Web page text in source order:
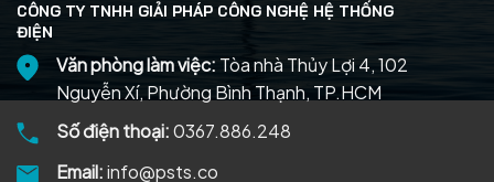
CÔNG TY TNHH GIẢI PHÁP CÔNG NGHỆ HỆ THỐNG
ĐIỆN
Văn phòng làm việc: Tòa nhà Thủy Lợi 4, 102
Nguyễn Xí, Phường Bình Thạnh, TP.HCM
Số điện thoại:0367.886.248
Email:info@psts.co